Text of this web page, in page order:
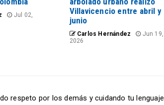
Jul 02,
Villavicencio entre abril y
junio
Carlos Hernández
Jun 19,
2026
respeto por los demás y cuidando tu lenguaje